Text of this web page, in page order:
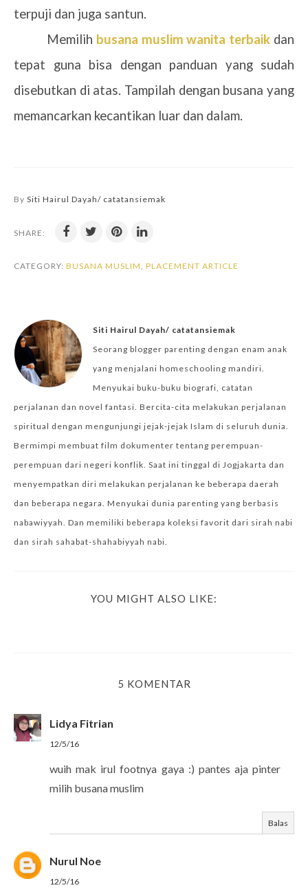
terpuji dan juga santun.
Memilih busana muslim wanita terbaik dan
tepat guna bisa dengan panduan yang sudah
disebutkan di atas. Tampilah dengan busana yang
memancarkan kecantikan luar dan dalam.
By Siti Hairul Dayah/ catatansiemak
SHARE:
CATEGORY: BUSANA MUSLIM PLACEMENT ARTICLE
Siti Hairul Dayah/ catatansiemak
Seorang blogger parenting dengan enam anak
yang menjalani homeschooling mandiri.
Menyukai buku-buku biografi, catatan
perjalanan dan novel fantasi. Bercita-cita melakukan perjalanan
spiritual dengan mengunjungi jejak-jejak Islam di seluruh dunia.
Bermimpi membuat film dokumenter tentang perempuan-
perempuan dari negeri konflik. Saat ini tinggal di Jogjakarta dan
menyempatkan diri melakukan perjalanan ke beberapa daerah
dan beberapa negara. Menyukai dunia parenting yang berbasis
nabawiyyah. Dan memiliki beberapa koleksi favorit dari sirah nabi
dan sirah sahabat-shahabiyyah nabi.
YOU MIGHT ALSO LIKE:
5 KOMENTAR
Lidya Fitrian
12/5/16
wuih mak irul footnya gaya :) pantes aja pinter
milih busana muslim
Balas
Nurul Noe
12/5/16